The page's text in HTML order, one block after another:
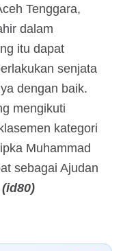
Tenggara,
dalam
itu dapat
senjata
dengan baik.
mengikuti
kategori
Muhammad
sebagai Ajudan
(id80)